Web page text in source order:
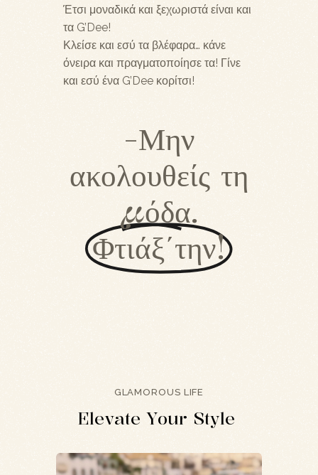
Έτσι μοναδικά και ξεχωριστά είναι και
τα G’Dee!
Κλείσε και εσύ τα βλέφαρα… κάνε
όνειρα και πραγματοποίησε τα! Γίνε
και εσύ ένα G’Dee κορίτσι!
-Μην
ακολουθείς τη
μόδα.
Φτιάξ΄την!
GLAMOROUS LIFE
Elevate Your Style